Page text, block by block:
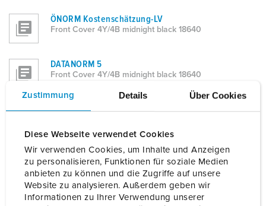
Zustimmung Details Über Cookies
Diese Webseite verwendet Cookies
Wir verwenden Cookies, um Inhalte und Anzeigen
zu personalisieren, Funktionen für soziale Medien
anbieten zu können und die Zugriffe auf unsere
Website zu analysieren. Außerdem geben wir
Informationen zu Ihrer Verwendung unserer
ÖNORM Kostenschätzung-LV
Front Cover 4Y/4B midnight black 18640
DATANORM 5
Front Cover 4Y/4B midnight black 18640
PDF
Excel
Front Cover 4Y/4B midnight black 18640
Word